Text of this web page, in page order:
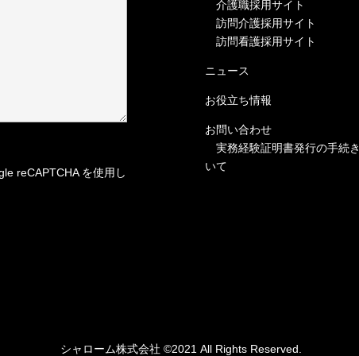
reCAPTCHA を使用し
介護職採用サイト
訪問介護採用サイト
訪問看護採用サイト
ニュース
お役立ち情報
お問い合わせ
実務経験証明書発行の手続
いて
シャローム株式会社 ©️2021 All Rights Reserved.